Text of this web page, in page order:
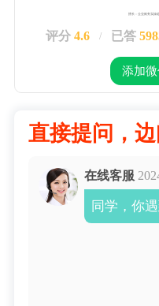
擅长：企业账务实操
评分 4.6 / 已答
添加
直接提问，
在线客服
同学，你